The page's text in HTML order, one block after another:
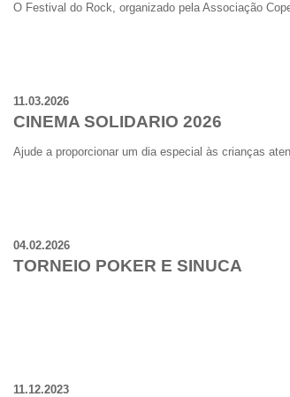
O Festival do Rock, organizado pela Associação
11.03.2026
CINEMA SOLIDARIO 2026
Ajude a proporcionar um dia especial às crianças
04.02.2026
TORNEIO POKER E SINUCA
11.12.2023